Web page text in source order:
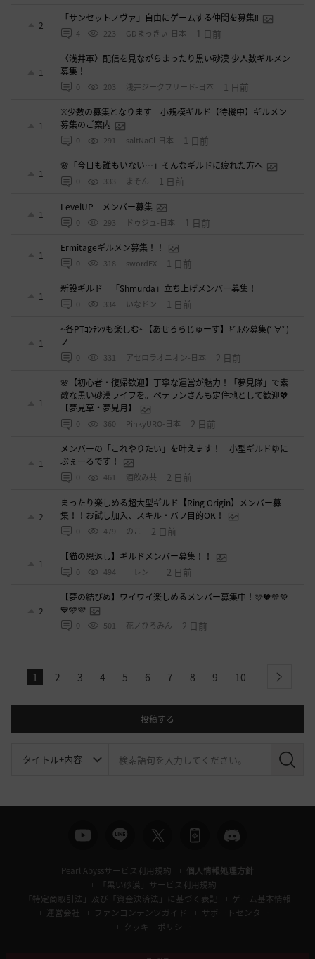
2
「サンセットノヴァ」自由にゲームする仲間を募集‼️
4 223 GDまっきぃ-日本 1 日前
1
〈浅井軍〉配信を見ながらまったり黒い砂漠 少人数ギルメン
募集！
0 203 浅井ジークフリード-日本 1 日前
1
※少数の募集となります 小規模ギルド【待機中】ギルメン
募集のご案内
0 291 saltNaCl-日本 1 日前
1
🌸「今日も誰もいない…」そんなギルドに疲れた方へ
0 333 まそん 1 日前
1
LevelUP メンバー募集
0 293 ドゥジュ-日本 1 日前
1
Ermitageギルメン募集！！
0 318 swordEX 1 日前
1
新設ギルド 「Shmurda」立ち上げメンバー募集！
0 334 いなドン 1 日前
1
~各PTｺﾝﾃﾝﾂも楽しむ~【あせろらじゅーす】ｷﾞﾙﾒﾝ募集(ﾟ∀ﾟ)
ノ
0 331 アセロラオニオン-日本 2 日前
1
🌸【初心者・復帰歓迎】丁寧な運営が魅力！「夢見隊」で素
敵な黒い砂漠ライフを。ベテランさんも定住地として歓迎💖
【夢見草・夢見月】
0 360 PinkyURO-日本 2 日前
1
メンバーの「これやりたい」を叶えます！ 小型ギルドゆに
ぶぇーるです！
0 461 酒飲み共 2 日前
2
まったり楽しめる超大型ギルド【Ring Origin】メンバー募
集！！お試し加入、スキル・バフ目的OK！
0 479 のこ 2 日前
1
【猫の恩返し】ギルドメンバー募集！！
0 494 ーレンー 2 日前
2
【夢の結びめ】ワイワイ楽しめるメンバー募集中！🩷🧡💛💚
💙🩵💜
0 501 花ノひろみん 2 日前
1 2 3 4 5 6 7 8 9 10 next
投稿する
検
Pearl Abyssサービス利用規約
個人情報処理方針
「黒い砂漠」サービス利用規約
「特定商取引法」及び「資金決済法」に基づく表記
ゲーム基本情報
運営会社
ファンコンテンツガイド
サポートセンター
クッキーポリシー